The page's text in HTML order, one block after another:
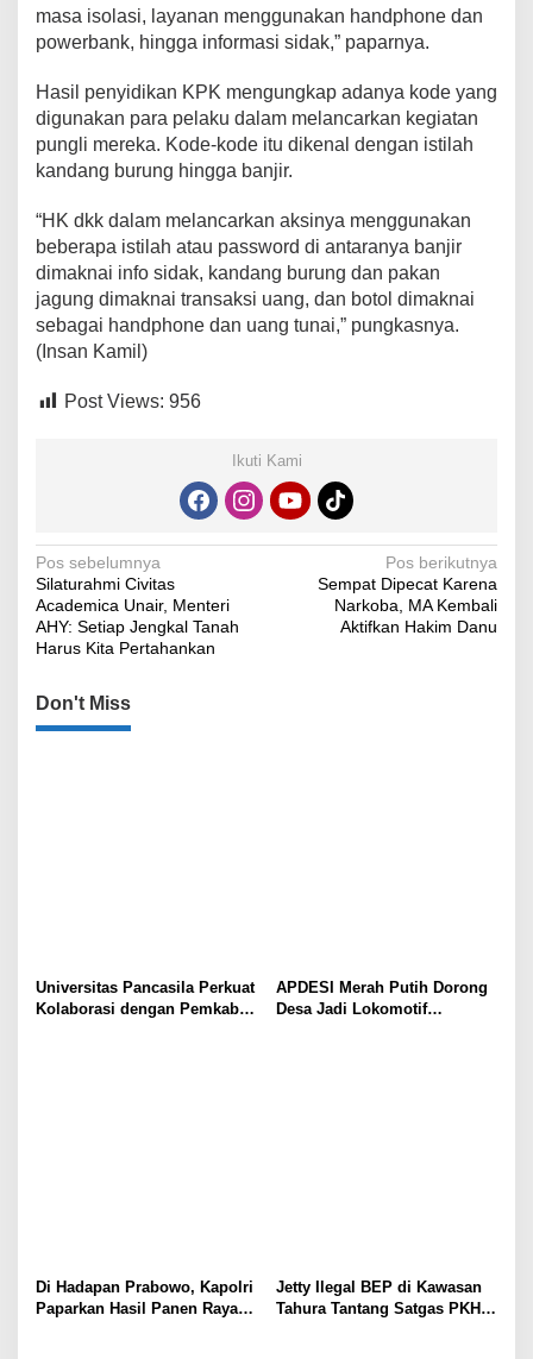
masa isolasi, layanan menggunakan handphone dan
powerbank, hingga informasi sidak,” paparnya.
Hasil penyidikan KPK mengungkap adanya kode yang
digunakan para pelaku dalam melancarkan kegiatan
pungli mereka. Kode-kode itu dikenal dengan istilah
kandang burung hingga banjir.
“HK dkk dalam melancarkan aksinya menggunakan
beberapa istilah atau password di antaranya banjir
dimaknai info sidak, kandang burung dan pakan
jagung dimaknai transaksi uang, dan botol dimaknai
sebagai handphone dan uang tunai,” pungkasnya.
(Insan Kamil)
Post Views: 956
Ikuti Kami
Navigasi
pos
Pos sebelumnya
Silaturahmi Civitas
Academica Unair, Menteri
AHY: Setiap Jengkal Tanah
Harus Kita Pertahankan
Pos berikutnya
Sempat Dipecat Karena
Narkoba, MA Kembali
Aktifkan Hakim Danu
Don't Miss
Universitas Pancasila Perkuat
Kolaborasi dengan Pemkab
APDESI Merah Putih Dorong
Desa Jadi Lokomotif
Di Hadapan Prabowo, Kapolri
Paparkan Hasil Panen Raya
Jetty Ilegal BEP di Kawasan
Tahura Tantang Satgas PKH,